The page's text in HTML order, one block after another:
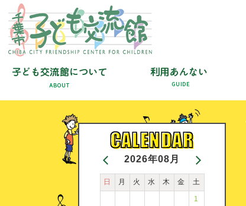
2026年08月
日 月 火 水 木 金 土
1